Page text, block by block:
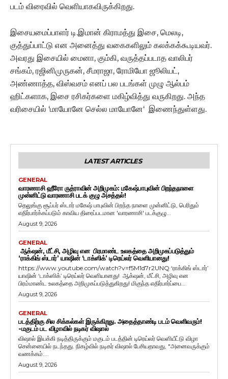
படம் விரைவில் வெளியாகவிருக்கிறது.
இசையமைப்பாளர் டி.இமான் கிராமத்து இசை, மெலடி,
குத்துப்பாட்டு என அனைத்து வகைகளிலும் கலக்கக்கூடியவர்.
அவரது இசையில் மைனா, கும்கி, வருத்தப்படாத வாலிபர்
சங்கம், ரஜினிமுருகன், சீமராஜா, ரோமியோ ஜூலியட்,
அண்ணாத்த, விஸ்வசம் எனப் பல படங்கள் முழு ஆல்பம்
ஹிட்களாக, இசை ரசிகர்களை மகிழ்வித்து வருகிறது. அந்த
வரிசையில் ‘மாயோனே செல்ல மாயோனே‘ இணைந்துள்ளது.
LATEST ARTICLES
GENERAL
வாரணாசி ஹீரோ ருத்ராவின் அறிமுகம்: மகேஷ்பாபுவின் பிறந்தநாளை
முன்னிட்டு வாரணாசி படக் குழு அசத்தல்!
தெலுங்கு சூப்பர் ஸ்டார் மகேஷ் பாபுவின் பிறந்த நாளை முன்னிட்டு, பெரிதும்
எதிர்பார்க்கப்படும் காவிய திரைப்படமான 'வாரணாசி' படக்குழு...
August 9, 2026
GENERAL
ஆக்‌ஷன், மீட்சி, அழிவு என பிரமாண்ட உலகத்தை அறிமுகப்படுத்தும்
‘ராக்கிங் ஸ்டார்’ யாஷின் ‘டாக்ஸிக்’ டிரெய்லர் வெளியானது!
https://www.youtube.com/watch?v=f5M1d7r2UNQ ‘ராக்கிங் ஸ்டார்’
யாஷின் ‘டாக்ஸிக்’ டிரெய்லர் வெளியானது! ஆக்‌ஷன், மீட்சி, அழிவு என
பிரம்மாண்ட உலகத்தை அறிமுகப்படுத்துகிறது! மிகுந்த எதிர்பார்ப்பை...
August 9, 2026
GENERAL
படத்திற்கு சில சிக்கல்கள் இருக்கிறது. அதைத்தாண்டி படம் வெளிவரும்!
-மகுடம் பட விழாவில் நடிகர் விஷால்
விஷால் இயக்கி நடித்திருக்கும் மகுடம் படத்தின் டிரெய்லர் வெளியீட்டு விழா
சென்னையில் நடந்தது. நிகழ்வில் நடிகர் விஷால் பேசியதாவது, "அனைவருக்கும்
வணக்கம்....
August 9, 2026